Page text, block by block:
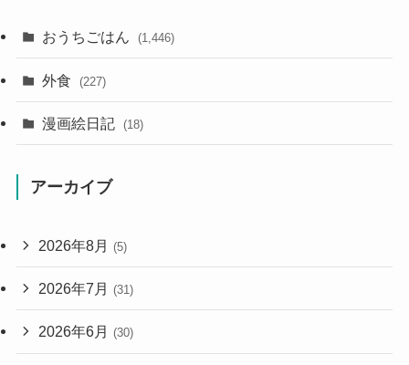
おうちごはん (1,446)
外食 (227)
漫画絵日記 (18)
アーカイブ
2026年8月 (5)
2026年7月 (31)
2026年6月 (30)